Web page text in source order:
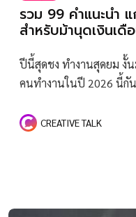
รวม 99 คำแนะนำ
สำหรับม้านุดเงินเดื
ปีนี้สุดชง ทำงานสุดยม งั้
คนทำงานในปี 2026 นี้กั
CREATIVE TALK